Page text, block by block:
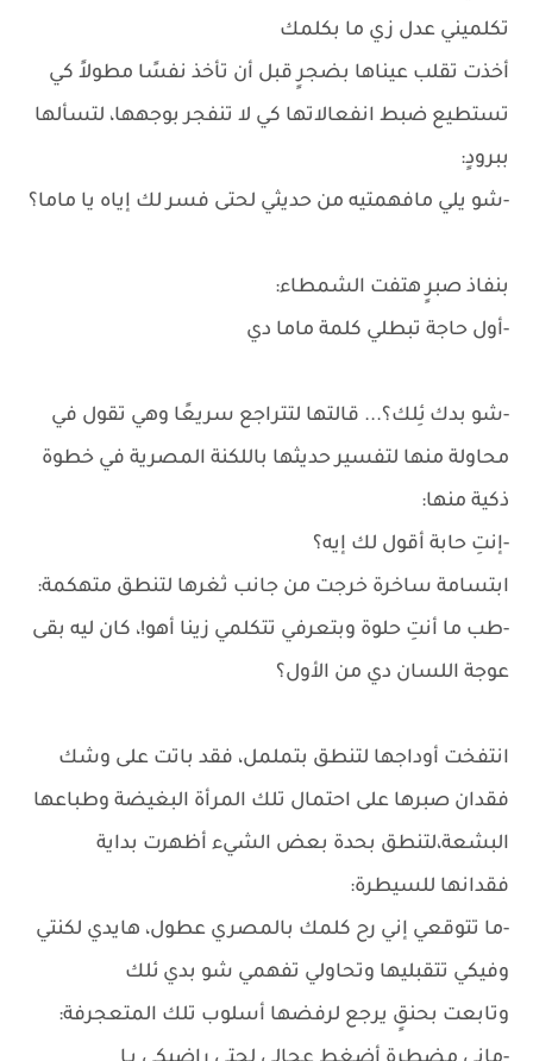
تكلميني عدل زي ما بكلمك
أخذت تقلب عيناها بضجرٍ قبل أن تأخذ نفسًا مطولاً كي
تستطيع ضبط انفعالاتها كي لا تنفجر بوجهها، لتسألها
ببرودٍ:
-شو يلي مافهمتيه من حديثي لحتى فسر لك إياه يا ماما؟
بنفاذ صبرٍ هتفت الشمطاء:
-أول حاجة تبطلي كلمة ماما دي
-شو بدك ئِلك؟... قالتها لتتراجع سريعًا وهي تقول في
محاولة منها لتفسير حديثها باللكنة المصرية في خطوة
ذكية منها:
-إنتِ حابة أقول لك إيه؟
ابتسامة ساخرة خرجت من جانب ثغرها لتنطق متهكمة:
-طب ما أنتِ حلوة وبتعرفي تتكلمي زينا أهو!، كان ليه بقى
عوجة اللسان دي من الأول؟
انتفخت أوداجها لتنطق بتململ، فقد باتت على وشك
فقدان صبرها على احتمال تلك المرأة البغيضة وطباعها
البشعة،لتنطق بحدة بعض الشيء أظهرت بداية
فقدانها للسيطرة:
-ما تتوقعي إني رح كلمك بالمصري عطول، هايدي لكنتي
وفيكي تتقبليها وتحاولي تفهمي شو بدي ئلك
وتابعت بحنقٍ يرجع لرفضها أسلوب تلك المتعجرفة: